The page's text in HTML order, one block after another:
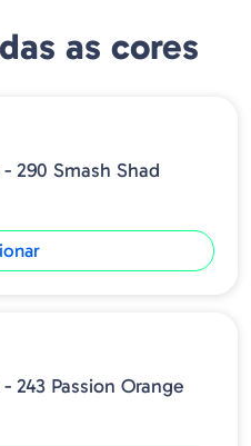
as cores
290 Smash Shad
243 Passion Orange